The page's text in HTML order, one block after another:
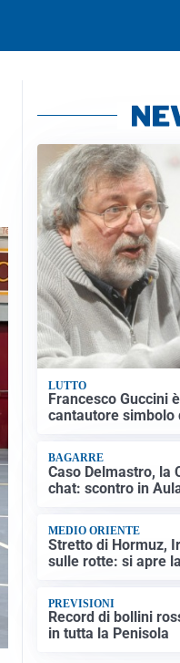
LUTTO
Francesco Guccini
cantautore simbolo
BAGARRE
Caso Delmastro, la
chat: scontro in
MEDIO ORIENTE
Stretto di Hormuz,
sulle rotte: si apre
PREVISIONI
Record di bollini
in tutta la Penisola